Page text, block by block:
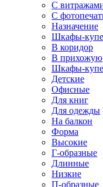
С
С
Назначение
Шкафы-
В коридор
В прихожую
Шкафы-
Детские
Офисные
Для книг
Для одежды
На балкон
Форма
Высокие
Г-образные
Длинные
Низкие
П-образные